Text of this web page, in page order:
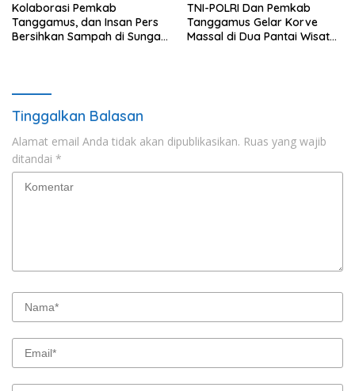
Kolaborasi Pemkab
Tanggamus, dan Insan Pers
Bersihkan Sampah di Sungai
TNI-POLRI Dan Pemkab
Tanggamus Gelar Korve
Massal di Dua Pantai Wisata
Tinggalkan Balasan
Alamat email Anda tidak akan dipublikasikan. Ruas yang wajib
ditandai *